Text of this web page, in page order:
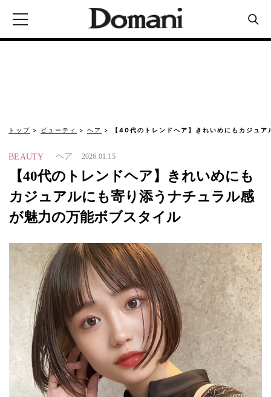
トップ ビューティ ヘア 【40代のトレンドヘア】きれいめにもカジュ
BEAUTY ヘア 2026.01.15
【40代のトレンドヘア】きれいめにも
カジュアルにも寄り添うナチュラル感
が魅力の万能ボブスタイル